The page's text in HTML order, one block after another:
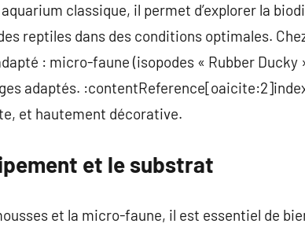
classique, il permet d’explorer la
reptiles dans des conditions optimales.
: micro-faune (isopodes « Rubber Ducky
adaptés.
et hautement décorative.
et le substrat
et la micro-faune, il est essentiel de